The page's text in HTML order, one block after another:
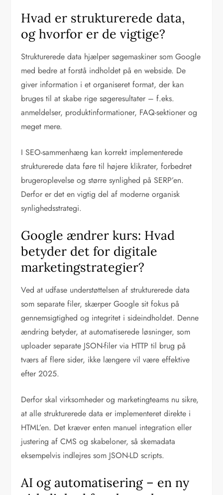
Hvad er strukturerede data,
og hvorfor er de vigtige?
Strukturerede data hjælper søgemaskiner som Google
med bedre at forstå indholdet på en webside. De
giver information i et organiseret format, der kan
bruges til at skabe rige søgeresultater – f.eks.
anmeldelser, produktinformationer, FAQ-sektioner og
meget mere.
I SEO-sammenhæng kan korrekt implementerede
strukturerede data føre til højere klikrater, forbedret
brugeroplevelse og større synlighed på SERP’en.
Derfor er det en vigtig del af moderne organisk
synlighedsstrategi.
Google ændrer kurs: Hvad
betyder det for digitale
marketingstrategier?
Ved at udfase understøttelsen af strukturerede data
som separate filer, skærper Google sit fokus på
gennemsigtighed og integritet i sideindholdet. Denne
ændring betyder, at automatiserede løsninger, som
uploader separate JSON-filer via HTTP til brug på
tværs af flere sider, ikke længere vil være effektive
efter 2025.
Derfor skal virksomheder og marketingteams nu sikre,
at alle strukturerede data er implementeret direkte i
HTML’en. Det kræver enten manuel integration eller
justering af CMS og skabeloner, så skemadata
eksempelvis indlejres som JSON-LD scripts.
AI og automatisering – en ny